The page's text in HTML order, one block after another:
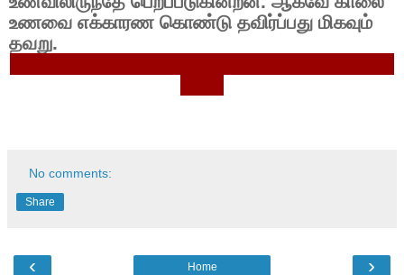
உணவை எக்காரண கொண்டு தவிர்ப்பது மிகவும்
தவறு.
No comments:
Share
‹ ›
Home